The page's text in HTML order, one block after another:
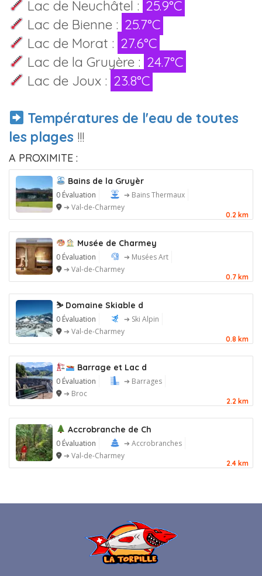
Lac de Neuchâtel : 25.9°C
Lac de Bienne : 25.7°C
Lac de Morat : 27.6°C
Lac de la Gruyère : 24.7°C
Lac de Joux : 23.8°C
Températures de l'eau de toutes
les plages !!!
A PROXIMITE :
Bains de la Gruyèr
0 Évaluation
➔ Bains Thermaux
➔ Val-de-Charmey
0.2 km
Musée de Charmey
0 Évaluation
➔ Musées Art
➔ Val-de-Charmey
0.7 km
⛷️ Domaine Skiable d
0 Évaluation
➔ Ski Alpin
➔ Val-de-Charmey
0.8 km
Barrage et Lac d
0 Évaluation
➔ Barrages
➔ Broc
2.2 km
Accrobranche de Ch
0 Évaluation
➔ Accrobranches
➔ Val-de-Charmey
2.4 km